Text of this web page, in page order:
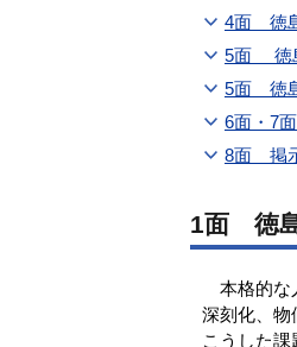
4面 徳
5面 徳
5面 徳
6面・7
8面 掲
1面 徳
本格的な
深刻化、物
こうした